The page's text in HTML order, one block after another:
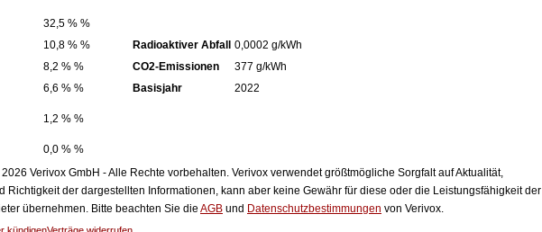
32,5 % %
10,8 % %
8,2 % %
6,6 % %
1,2 % %
0,0 % %
Radioaktiver Abfall
0,0002 g/kWh
CO2-Emissionen
377 g/kWh
Basisjahr
2022
Verivox GmbH - Alle Rechte vorbehalten. Verivox verwendet größtmögliche Sorgfalt auf Aktualität,
Richtigkeit der dargestellten Informationen, kann aber keine Gewähr für diese oder die Leistungsfähigkeit der
übernehmen. Bitte beachten Sie die AGB und Datenschutzbestimmungen von Verivox.